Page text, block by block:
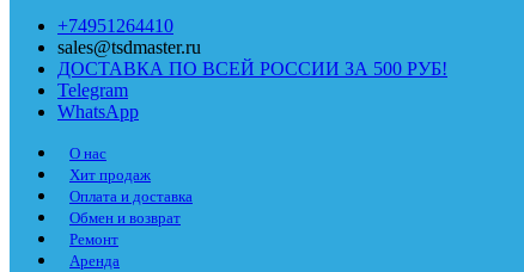
+74951264410
sales@tsdmaster.ru
ДОСТАВКА ПО ВСЕЙ РОССИИ ЗА 500 РУБ!
Telegram
WhatsApp
О нас
Хит продаж
Оплата и доставка
Обмен и возврат
Ремонт
Аренда